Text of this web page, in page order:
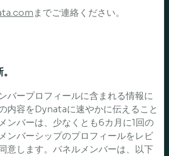
までご連絡ください。
バープロフィールに含まれる情報に
内容をDynataに速やかに伝えること
ンバーは、少なくとも6カ月に1回の
ンバーシップのプロフィールをレビ
意します。パネルメンバーは、以下